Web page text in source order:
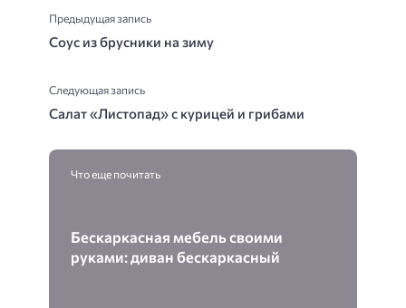
Предыдущая запись
Соус из брусники на зиму
Следующая запись
Салат «Листопад» с курицей и грибами
Что еще почитать
Бескаркасная мебель своими
руками: диван бескаркасный